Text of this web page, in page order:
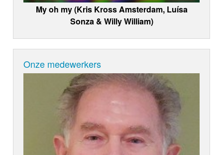
My oh my (Kris Kross Amsterdam, Luísa
Sonza & Willy William)
Onze medewerkers